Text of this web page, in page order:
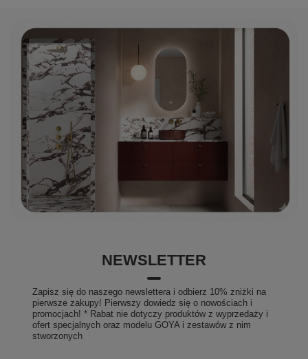
NEWSLETTER
Zapisz się do naszego newslettera i odbierz 10% zniżki na
pierwsze zakupy! Pierwszy dowiedz się o nowościach i
promocjach! * Rabat nie dotyczy produktów z wyprzedaży i
ofert specjalnych oraz modelu GOYA i zestawów z nim
stworzonych